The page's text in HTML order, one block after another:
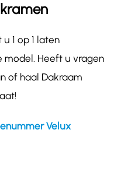
1 op 1 laten
model. Heeft u vragen
of haal Dakraam
Velux